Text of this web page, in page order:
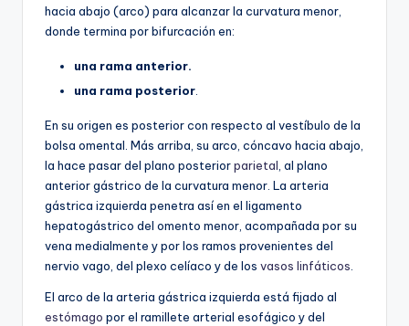
hacia abajo (arco) para alcanzar la curvatura menor,
donde termina por bifurcación en:
una rama anterior.
una rama posterior.
En su origen es posterior con respecto al vestíbulo de la
bolsa omental. Más arriba, su arco, cóncavo hacia abajo,
la hace pasar del plano posteriorparietal, al plano
anterior gástrico de la curvatura menor. La arteria
gástrica izquierda penetra así en el ligamento
hepatogástrico del omento menor, acompañada por su
vena medialmente y por los ramos provenientes del
nervio vago, del plexo celíaco y de los vasos linfáticos.
El arco de la arteria gástrica izquierda está fijado al
estómago por el ramillete arterial esofágico y del